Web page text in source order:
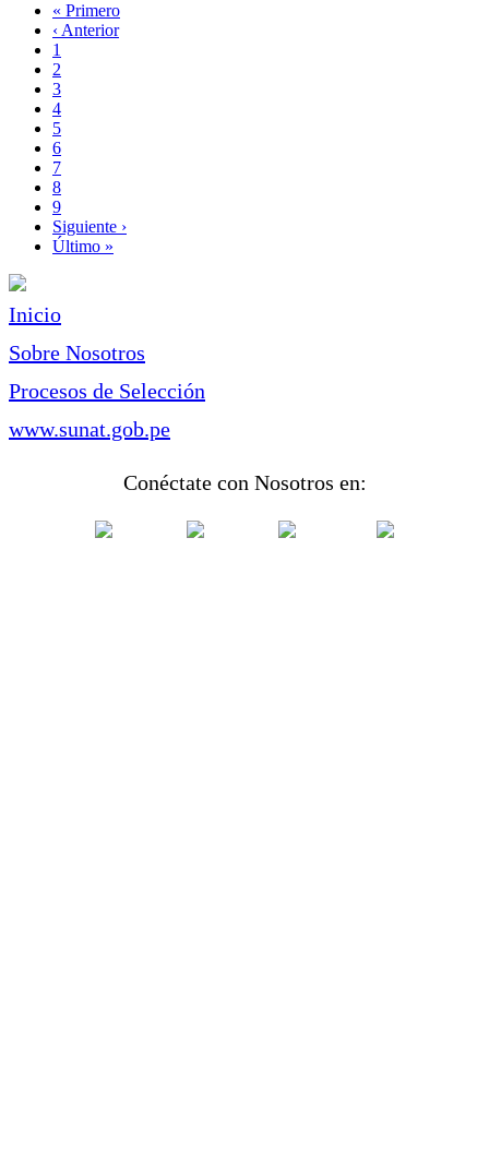
Paginación
Primera
página
« Primero
Página
anterior
‹ Anterior
Page
1
Page
2
Página
actual
3
Page
4
Page
5
Page
6
Page
7
Page
8
Page
9
Siguiente
página
Siguiente ›
Última
Último »
Inicio
Sobre Nosotros
Procesos de Selección
www.sunat.gob.pe
Conéctate con Nosotros en: